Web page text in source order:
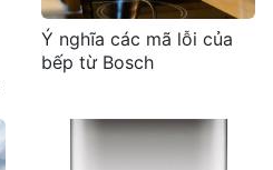
Ý nghĩa các mã lỗi của
bếp từ Bosch